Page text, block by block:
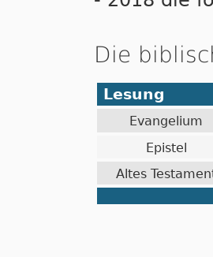
Die
Lesung
Evangelium
Epistel
Altes